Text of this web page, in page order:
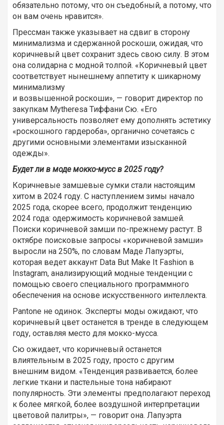
обязательно потому, что он съедобный, а потому, что
он вам очень нравится».
Прессман также указывает на сдвиг в сторону
минимализма и сдержанной роскоши, ожидая, что
коричневый цвет сохранит здесь свою силу. В этом
она солидарна с модной толпой. «Коричневый цвет
соответствует нынешнему аппетиту к шикарному
минимализму
и возвышенной роскоши», — говорит директор по
закупкам Mytheresa Тиффани Сю. «Его
универсальность позволяет ему дополнять эстетику
«роскошного гардероба», органично сочетаясь с
другими основными элементами изысканной
одежды».
Будет ли в моде мокко-мусс в 2025 году?
Коричневые замшевые сумки стали настоящим
хитом в 2024 году. С наступлением зимы начало
2025 года, скорее всего, продолжит тенденцию
2024 года: одержимость коричневой замшей.
Поиски коричневой замши по-прежнему растут. В
октябре поисковые запросы «коричневой замши»
выросли на 250%, по словам Маде Лапуэрты,
которая ведет аккаунт Data But Make It Fashion в
Instagram, анализирующий модные тенденции с
помощью своего специального программного
обеспечения на основе искусственного интеллекта.
Pantone не одинок. Эксперты моды ожидают, что
коричневый цвет останется в тренде в следующем
году, оставляя место для мокко-мусса.
Сю ожидает, что коричневый останется
влиятельным в 2025 году, просто с другим
внешним видом. «Тенденция развивается, более
легкие ткани и пастельные тона набирают
популярность. Эти элементы предполагают переход
к более мягкой, более воздушной интерпретации
цветовой палитры», — говорит она. Лапуэрта